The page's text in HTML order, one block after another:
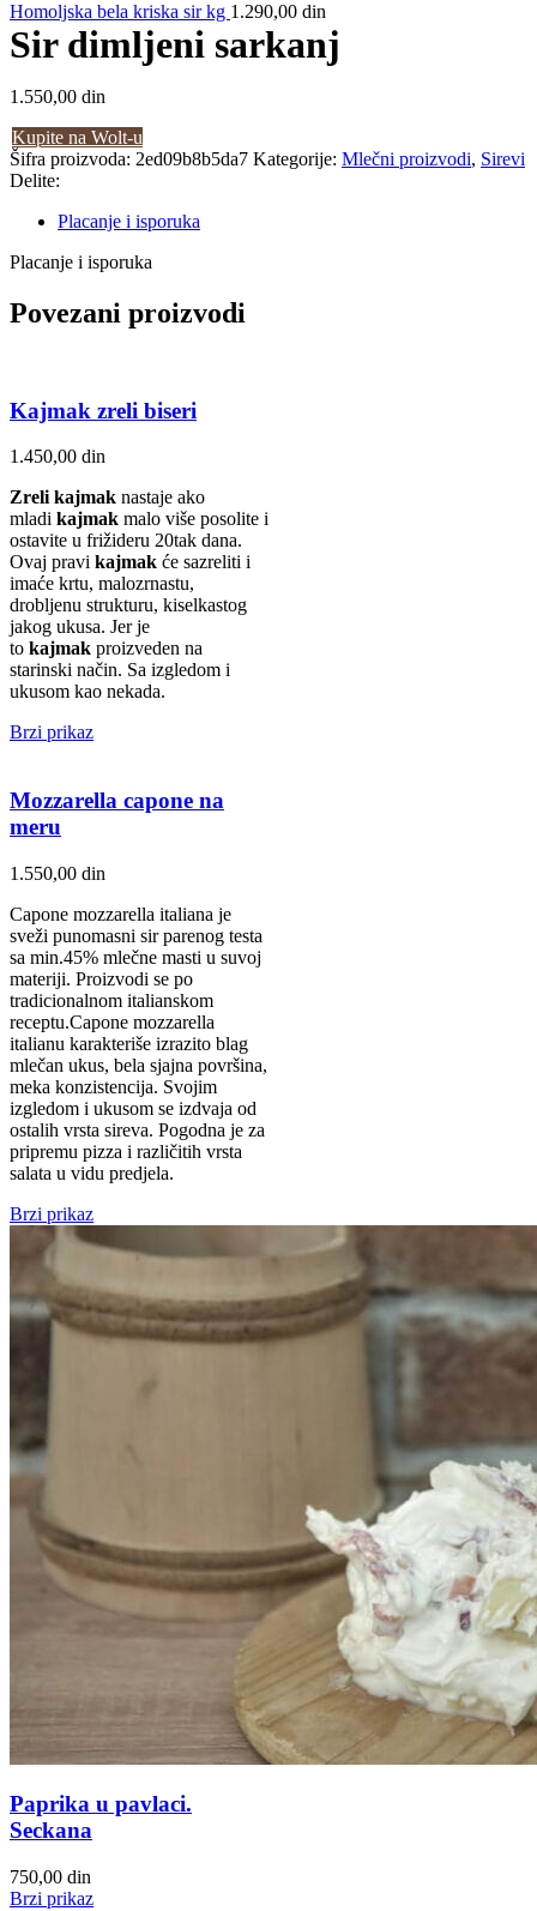
Homoljska bela kriska sir kg 1.290,00 din
Sir dimljeni sarkanj
1.550,00 din
Kupite na Wolt-u
Šifra proizvoda: 2ed09b8b5da7 Kategorije: Mlečni proizvodi, Sirevi
Delite:
Placanje i isporuka
Placanje i isporuka
Povezani proizvodi
Kajmak zreli biseri
1.450,00 din
Zreli kajmak nastaje ako
mladi kajmak malo više posolite i
ostavite u frižideru 20tak dana.
Ovaj pravi kajmak će sazreliti i
imaće krtu, malozrnastu,
drobljenu strukturu, kiselkastog
jakog ukusa. Jer je
to kajmak proizveden na
starinski način. Sa izgledom i
ukusom kao nekada.
Brzi prikaz
Mozzarella capone na
meru
1.550,00 din
Capone mozzarella italiana je
sveži punomasni sir parenog testa
sa min.45% mlečne masti u suvoj
materiji. Proizvodi se po
tradicionalnom italianskom
receptu.Capone mozzarella
italianu karakteriše izrazito blag
mlečan ukus, bela sjajna površina,
meka konzistencija. Svojim
izgledom i ukusom se izdvaja od
ostalih vrsta sireva. Pogodna je za
pripremu pizza i različitih vrsta
salata u vidu predjela.
Brzi prikaz
Paprika u pavlaci.
Seckana
750,00 din
Brzi prikaz